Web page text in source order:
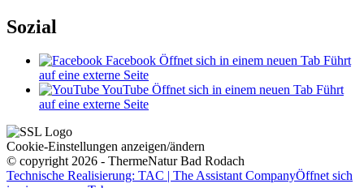
Sozial
Facebook Öffnet sich in einem neuen Tab Führt
auf eine externe Seite
YouTube Öffnet sich in einem neuen Tab Führt
auf eine externe Seite
Cookie-Einstellungen anzeigen/ändern
© copyright 2026 - ThermeNatur Bad Rodach
Technische Realisierung: TAC | The Assistant CompanyÖffnet sich